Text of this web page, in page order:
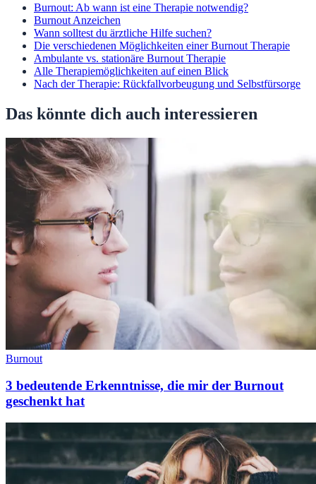
Burnout: Ab wann ist eine Therapie notwendig?
Burnout Anzeichen
Wann solltest du ärztliche Hilfe suchen?
Die verschiedenen Möglichkeiten einer Burnout Therapie
Ambulante vs. stationäre Burnout Therapie
Alle Therapiemöglichkeiten auf einen Blick
Nach der Therapie: Rückfallvorbeugung und Selbstfürsorge
Das könnte dich auch interessieren
Burnout
3 bedeutende Erkenntnisse, die mir der Burnout
geschenkt hat